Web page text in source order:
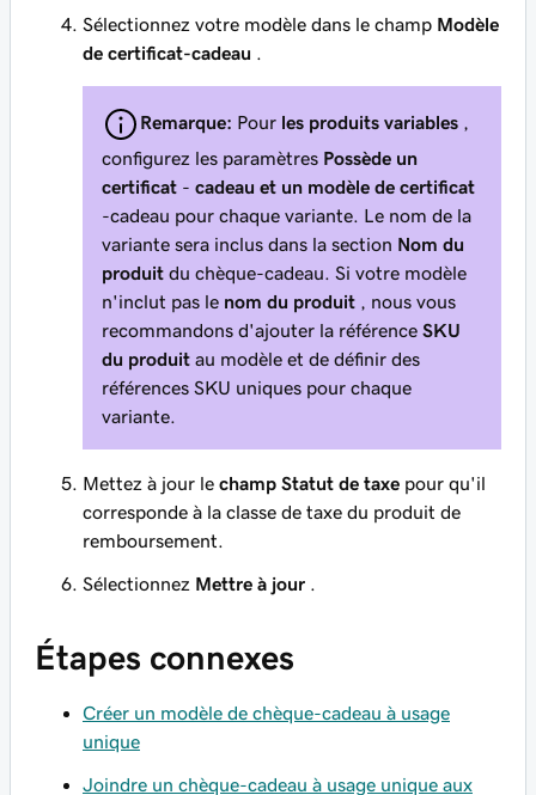
Sélectionnez votre modèle dans le champ Modèle
de certificat-cadeau
Remarque: Pour les produits variables
configurez les paramètres Possède un
certificat - cadeau et un modèle de certificat
-cadeau pour chaque variante. Le nom de la
variante sera inclus dans la section Nom du
produit du chèque-cadeau. Si votre modèle
n'inclut pas le nom du produit , nous vous
recommandons d'ajouter la référence SKU
du produit au modèle et de définir des
références SKU uniques pour chaque
variante.
Mettez à jour le champ Statut de taxe pour qu'il
corresponde à la classe de taxe du produit de
remboursement.
Sélectionnez Mettre à jour
Étapes connexes
Créer un modèle de chèque-cadeau à usage
unique
Joindre un chèque-cadeau à usage unique aux